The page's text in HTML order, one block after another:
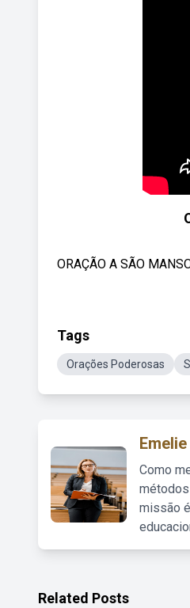
ORAÇÃO A SÃO
Tags
Orações Poderosas
Emelie
Como
missão
Related Posts